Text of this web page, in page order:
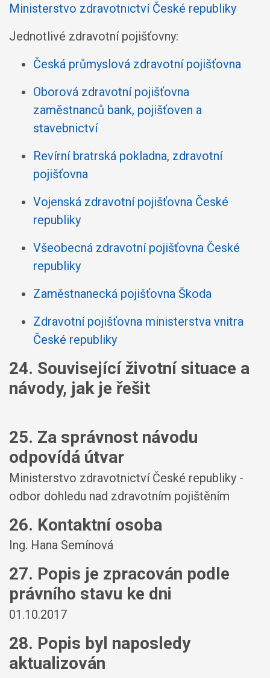
Ministerstvo zdravotnictví České republiky
Jednotlivé zdravotní pojišťovny:
Česká průmyslová zdravotní pojišťovna
Oborová zdravotní pojišťovna
zaměstnanců bank, pojišťoven a
stavebnictví
Revírní bratrská pokladna, zdravotní
pojišťovna
Vojenská zdravotní pojišťovna České
republiky
Všeobecná zdravotní pojišťovna České
republiky
Zaměstnanecká pojišťovna Škoda
Zdravotní pojišťovna ministerstva vnitra
České republiky
24. Související životní situace a
návody, jak je řešit
25. Za správnost návodu
odpovídá útvar
Ministerstvo zdravotnictví České republiky -
odbor dohledu nad zdravotním pojištěním
26. Kontaktní osoba
Ing. Hana Semínová
27. Popis je zpracován podle
právního stavu ke dni
01.10.2017
28. Popis byl naposledy
aktualizován